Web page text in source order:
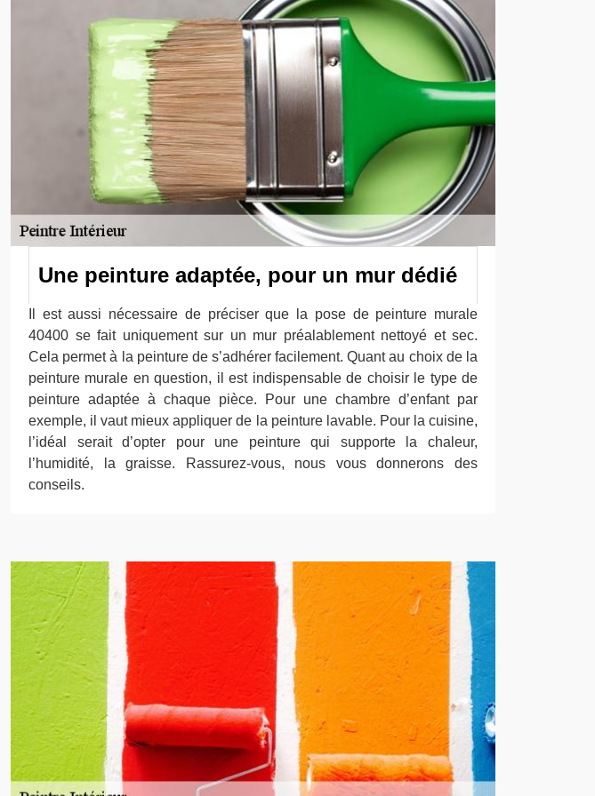
Une peinture adaptée, pour un mur dédié
Il est aussi nécessaire de préciser que la pose de peinture murale
40400 se fait uniquement sur un mur préalablement nettoyé et sec.
Cela permet à la peinture de s’adhérer facilement. Quant au choix de la
peinture murale en question, il est indispensable de choisir le type de
peinture adaptée à chaque pièce. Pour une chambre d’enfant par
exemple, il vaut mieux appliquer de la peinture lavable. Pour la cuisine,
l’idéal serait d’opter pour une peinture qui supporte la chaleur,
l’humidité, la graisse. Rassurez-vous, nous vous donnerons des
conseils.